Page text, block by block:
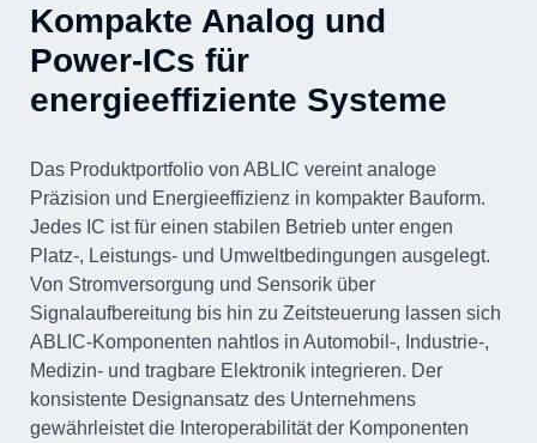
Kompakte Analog und
Power-ICs für
energieeffiziente Systeme
Das Produktportfolio von ABLIC vereint analoge
Präzision und Energieeffizienz in kompakter Bauform.
Jedes IC ist für einen stabilen Betrieb unter engen
Platz-, Leistungs- und Umweltbedingungen ausgelegt.
Von Stromversorgung und Sensorik über
Signalaufbereitung bis hin zu Zeitsteuerung lassen sich
ABLIC-Komponenten nahtlos in Automobil-, Industrie-,
Medizin- und tragbare Elektronik integrieren. Der
konsistente Designansatz des Unternehmens
gewährleistet die Interoperabilität der Komponenten